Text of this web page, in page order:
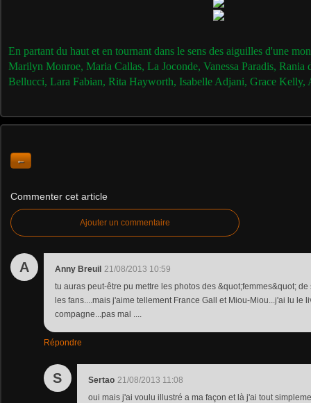
En partant du haut et en tournant dans le sens des aiguilles d'une
Marilyn Monroe, Maria Callas, La Joconde, Vanessa Paradis, Rania
Bellucci, Lara Fabian, Rita Hayworth, Isabelle Adjani, Grace Kelly,
←
Commenter cet article
Ajouter un commentaire
A Anny Breuil 21/08/2013 10:59
tu auras peut-être pu mettre les photos des &quot;femmes&quot;
les fans....mais j'aime tellement France Gall et Miou-Miou...j'ai lu le
compagne...pas mal ....
Répondre
S Sertao 21/08/2013 11:08
oui mais j'ai voulu illustré a ma façon et là j'ai tout